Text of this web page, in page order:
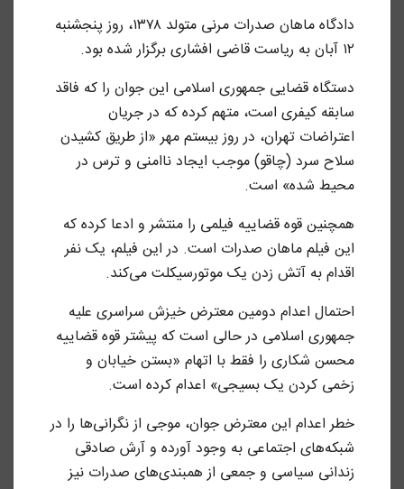
دادگاه ماهان صدرات مرنی متولد ۱۳۷۸، روز پنجشنبه
۱۲ آبان به ریاست قاضی افشاری برگزار شده بود.
دستگاه قضایی جمهوری اسلامی این جوان را که فاقد
سابقه کیفری است، متهم کرده که در جریان
اعتراضات تهران، در روز بیستم مهر «از طریق کشیدن
سلاح سرد (چاقو) موجب ایجاد ناامنی و ترس در
محیط شده» است.
همچنین قوه قضاییه فیلمی را منتشر و ادعا کرده که
این فیلم ماهان صدرات است. در این فیلم، یک نفر
اقدام به آتش زدن یک موتورسیکلت می‌کند.
احتمال اعدام دومین معترض خیزش سراسری علیه
جمهوری اسلامی در حالی است که پیشتر قوه قضاییه
محسن شکاری را فقط با اتهام «بستن خیابان و
زخمی کردن یک بسیجی» اعدام کرده است.
خطر اعدام این معترض جوان، موجی از نگرانی‌ها را در
شبکه‌های اجتماعی به وجود آورده و آرش صادقی
زندانی سیاسی و جمعی از همبندی‌های صدرات نیز